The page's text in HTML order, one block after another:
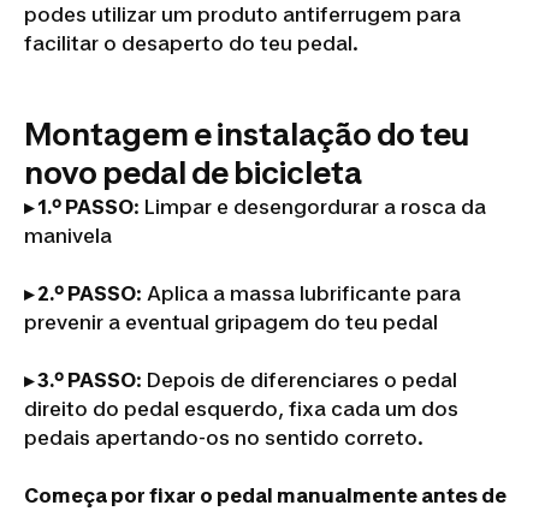
podes utilizar um produto antiferrugem para
facilitar o desaperto do teu pedal.
Montagem e instalação do teu
novo pedal de bicicleta
▸ 1.º PASSO: Limpar e desengordurar a rosca da
manivela
▸ 2.º PASSO: Aplica a massa lubrificante para
prevenir a eventual gripagem do teu pedal
▸ 3.º PASSO: Depois de diferenciares o pedal
direito do pedal esquerdo, fixa cada um dos
pedais apertando-os no sentido correto.
Começa por fixar o pedal manualmente antes de